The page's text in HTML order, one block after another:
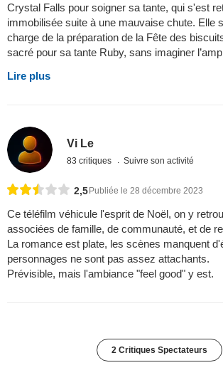
Crystal Falls pour soigner sa tante, qui s'est
immobilisée suite à une mauvaise chute. Elle
charge de la préparation de la Fête des
sacré pour sa tante Ruby, sans imaginer
Lire plus
Vi Le
83 critiques Suivre son activité
2,5Publiée le 28 décembre 2023
Ce téléfilm véhicule l'esprit de Noël, on y
associées de famille, de communauté, et de
La romance est plate, les scènes manquent
personnages ne sont pas assez attachants.
Prévisible, mais l'ambiance "feel good" y est.
2 Critiques Spectateurs